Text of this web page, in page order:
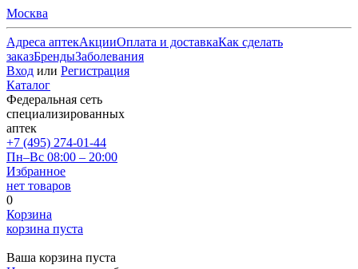
Москва
Адреса аптекАкцииОплата и доставкаКак сделать
заказБрендыЗаболевания
Вход или Регистрация
Каталог
Федеральная сеть
специализированных
аптек
+7 (495) 274-01-44
Пн–Вс 08:00 – 20:00
Избранное
нет товаров
0
Корзина
корзина пуста
Ваша корзина пуста